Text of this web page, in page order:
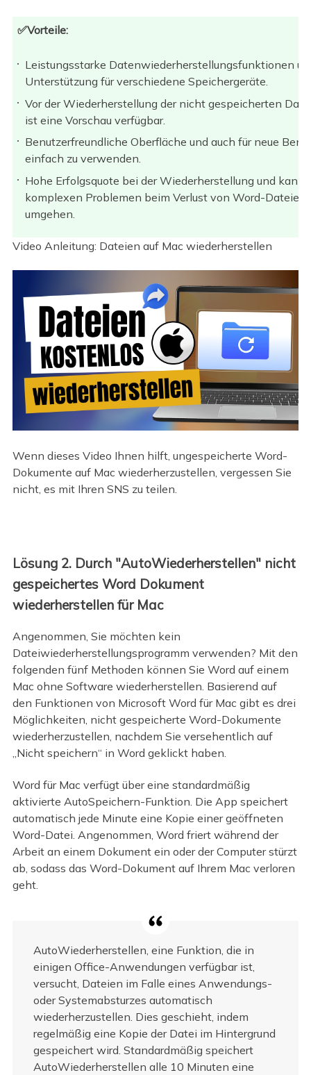
✅Vorteile:
Leistungsstarke Datenwiederherstellungsfunktionen
Unterstützung für verschiedene Speichergeräte.
Vor der Wiederherstellung der nicht gespeicherten
ist eine Vorschau verfügbar.
Benutzerfreundliche Oberfläche und auch für neue
einfach zu verwenden.
Hohe Erfolgsquote bei der Wiederherstellung und kann
komplexen Problemen beim Verlust von Word-Dateien
umgehen.
Video Anleitung: Dateien auf Mac wiederherstellen
Wenn dieses Video Ihnen hilft, ungespeicherte Word-
Dokumente auf Mac wiederherzustellen, vergessen Sie
nicht, es mit Ihren SNS zu teilen.
Lösung 2. Durch "AutoWiederherstellen" nicht
gespeichertes Word Dokument
wiederherstellen für Mac
Angenommen, Sie möchten kein
Dateiwiederherstellungsprogramm verwenden? Mit den
folgenden fünf Methoden können Sie Word auf einem
Mac ohne Software wiederherstellen. Basierend auf
den Funktionen von Microsoft Word für Mac gibt es drei
Möglichkeiten, nicht gespeicherte Word-Dokumente
wiederherzustellen, nachdem Sie versehentlich auf
„Nicht speichern“ in Word geklickt haben.
Word für Mac verfügt über eine standardmäßig
aktivierte AutoSpeichern-Funktion. Die App speichert
automatisch jede Minute eine Kopie einer geöffneten
Word-Datei. Angenommen, Word friert während der
Arbeit an einem Dokument ein oder der Computer stürzt
ab, sodass das Word-Dokument auf Ihrem Mac verloren
geht.
AutoWiederherstellen, eine Funktion, die in
einigen Office-Anwendungen verfügbar ist,
versucht, Dateien im Falle eines Anwendungs-
oder Systemabsturzes automatisch
wiederherzustellen. Dies geschieht, indem
regelmäßig eine Kopie der Datei im Hintergrund
gespeichert wird. Standardmäßig speichert
AutoWiederherstellen alle 10 Minuten eine